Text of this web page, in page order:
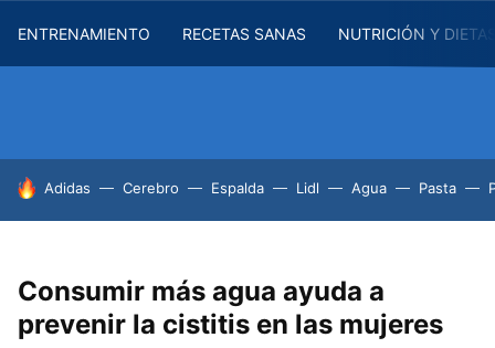
ENTRENAMIENTO RECETAS SANAS NUTRICIÓN Y
HOY SE HABLA DE
Adidas Cerebro Espalda Lidl Agua Pasta
Consumir más agua ayuda a
prevenir la cistitis en las mujeres